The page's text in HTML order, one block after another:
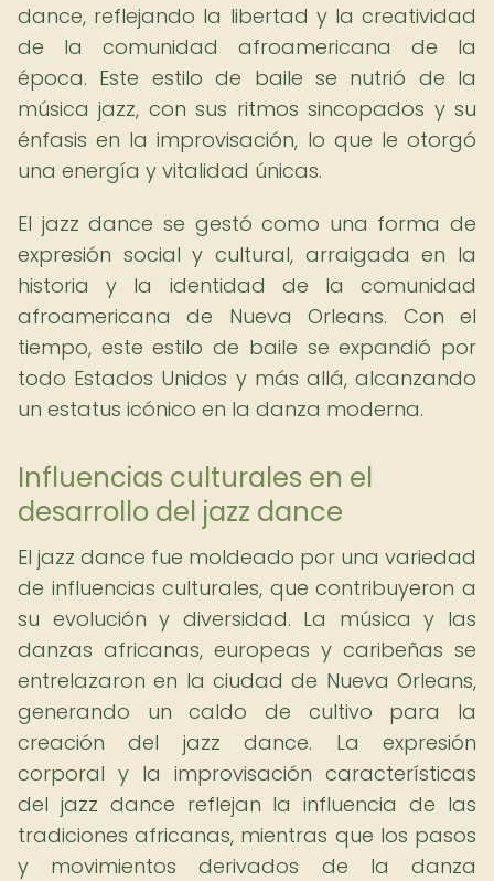
dance, reflejando la libertad y la creatividad
de la comunidad afroamericana de la
época. Este estilo de baile se nutrió de la
música jazz, con sus ritmos sincopados y su
énfasis en la improvisación, lo que le otorgó
una energía y vitalidad únicas.
El jazz dance se gestó como una forma de
expresión social y cultural, arraigada en la
historia y la identidad de la comunidad
afroamericana de Nueva Orleans. Con el
tiempo, este estilo de baile se expandió por
todo Estados Unidos y más allá, alcanzando
un estatus icónico en la danza moderna.
Influencias culturales en el
desarrollo del jazz dance
El jazz dance fue moldeado por una variedad
de influencias culturales, que contribuyeron a
su evolución y diversidad. La música y las
danzas africanas, europeas y caribeñas se
entrelazaron en la ciudad de Nueva Orleans,
generando un caldo de cultivo para la
creación del jazz dance. La expresión
corporal y la improvisación características
del jazz dance reflejan la influencia de las
tradiciones africanas, mientras que los pasos
y movimientos derivados de la danza